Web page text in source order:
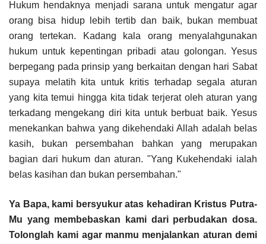
Hukum hendaknya menjadi sarana untuk mengatur agar
orang bisa hidup lebih tertib dan baik, bukan membuat
orang tertekan. Kadang kala orang menyalahgunakan
hukum untuk kepentingan pribadi atau golongan. Yesus
berpegang pada prinsip yang berkaitan dengan hari Sabat
supaya melatih kita untuk kritis terhadap segala aturan
yang kita temui hingga kita tidak terjerat oleh aturan yang
terkadang mengekang diri kita untuk berbuat baik. Yesus
menekankan bahwa yang dikehendaki Allah adalah belas
kasih, bukan persembahan bahkan yang merupakan
bagian dari hukum dan aturan. "Yang Kukehendaki ialah
belas kasihan dan bukan persembahan."
Ya Bapa, kami bersyukur atas kehadiran Kristus Putra-
Mu yang membebaskan kami dari perbudakan dosa.
Tolonglah kami agar manmu menjalankan aturan demi